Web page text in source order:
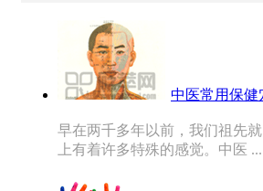
中医常用保健
早在两千多年以前，我们祖先
上有着许多特殊的感觉。中医 ...